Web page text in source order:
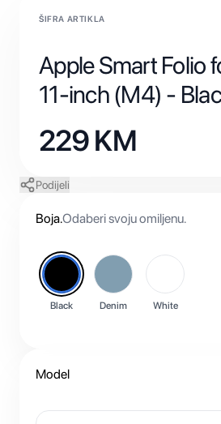
ŠIFRA ARTIKLA
Apple Smart Folio
11-inch (M4) -
229KM
Podijeli
Boja.Odaberi svoju omiljenu.
Black Denim White
Model